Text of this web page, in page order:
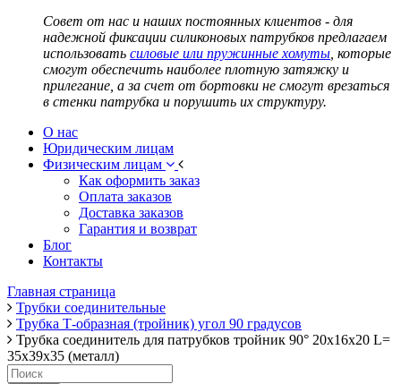
Совет от нас и наших постоянных клиентов - для
надежной фиксации силиконовых патрубков предлагаем
использовать силовые или пружинные хомуты , которые
смогут обеспечить наиболее плотную затяжку и
прилегание, а за счет от бортовки не смогут врезаться
в стенки патрубка и порушить их структуру.
О нас
Юридическим лицам
Физическим лицам
Как оформить заказ
Оплата заказов
Доставка заказов
Гарантия и возврат
Блог
Контакты
Главная страница
Трубки соединительные
Трубка Т-образная (тройник) угол 90 градусов
Трубка соединитель для патрубков тройник 90° 20x16x20 L=
35x39x35 (металл)